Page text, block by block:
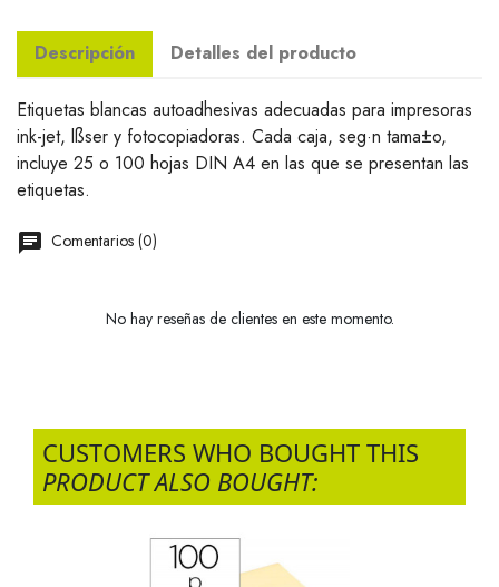
Descripción Detalles del producto
Etiquetas blancas autoadhesivas adecuadas para impresoras
ink-jet, lßser y fotocopiadoras. Cada caja, seg·n tama±o,
incluye 25 o 100 hojas DIN A4 en las que se presentan las
etiquetas.
Comentarios (0)
No hay reseñas de clientes en este momento.
CUSTOMERS WHO BOUGHT THIS
PRODUCT ALSO BOUGHT: